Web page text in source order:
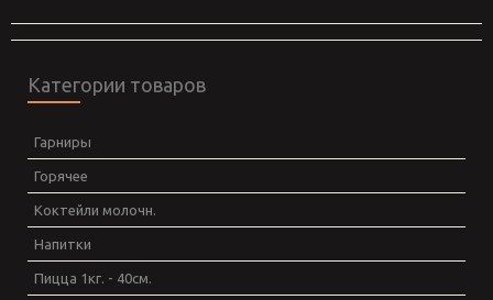
Категории товаров
Гарниры
Горячее
Коктейли молочн.
Напитки
Пицца 1кг. - 40см.